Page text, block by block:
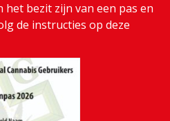
het bezit zijn van een pas en
de instructies op deze